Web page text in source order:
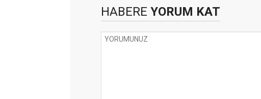
HABERE YORUM KAT